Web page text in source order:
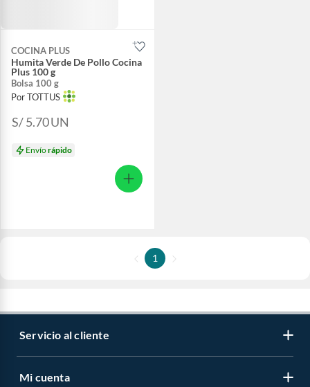
COCINA PLUS
Humita Verde De Pollo Cocina
Plus 100 g
Bolsa 100 g
Por TOTTUS
S/ 5.70UN
Envíorápido
1
Servicio al cliente
Mi cuenta